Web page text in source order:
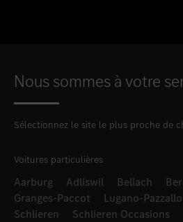
Nous sommes à votre
Sélectionnez le site le plus proche de
Voitures particulières
Aarburg Adliswil Bellach
Granges-Paccot
Lugano-Pazzallo
Schlieren
Schlieren Occasions